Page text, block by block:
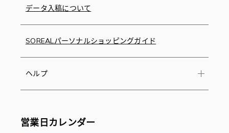
データ入稿について
SOREALパーソナルショッピングガイド
ヘルプ
営業日カレンダー